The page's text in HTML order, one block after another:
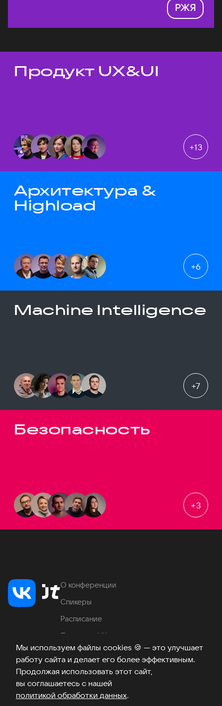
Мы используем файлы cookies 🍪 — это улучшает
работу сайта и делает его более эффективным.
Продолжая использовать этот сайт,
вы соглашаетесь с нашей
политикой обработки данных.
РЖЯ
Темы докладов
Продукт UX&UI
+13
Архитектура &
Highload
+6
Machine Intelligence
+7
Безопасность
+3
О конференции
Спикеры
Расписание
Продукты VK
Место проведения
Часто задаваемые вопросы
ТелеграмВКонтакте
Хабр